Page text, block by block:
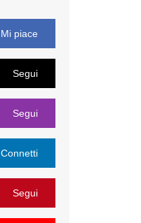
Mi piace
Segui
Segui
Connetti
Segui